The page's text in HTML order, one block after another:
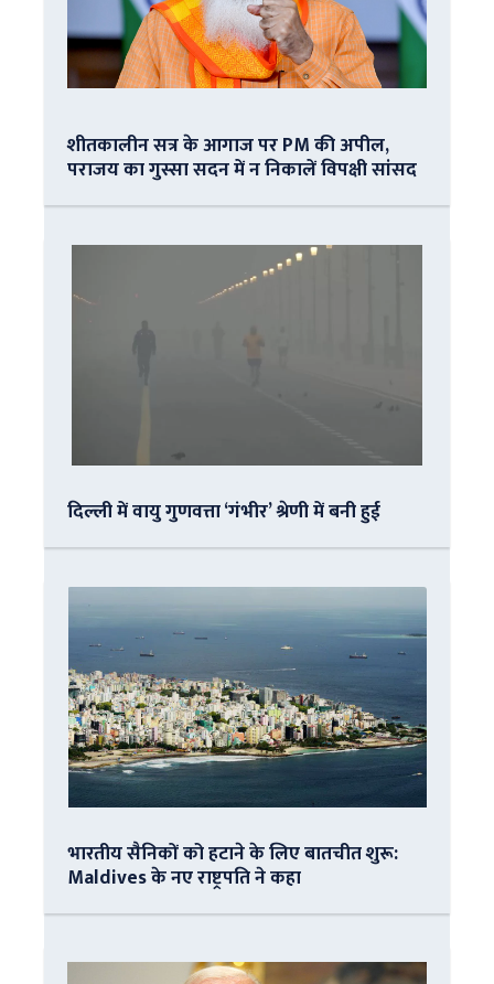
शीतकालीन सत्र के आगाज पर PM की अपील,
पराजय का गुस्सा सदन में न निकालें विपक्षी सांसद
दिल्ली में वायु गुणवत्ता ‘गंभीर’ श्रेणी में बनी हुई
भारतीय सैनिकों को हटाने के लिए बातचीत शुरू:
Maldives के नए राष्ट्रपति ने कहा